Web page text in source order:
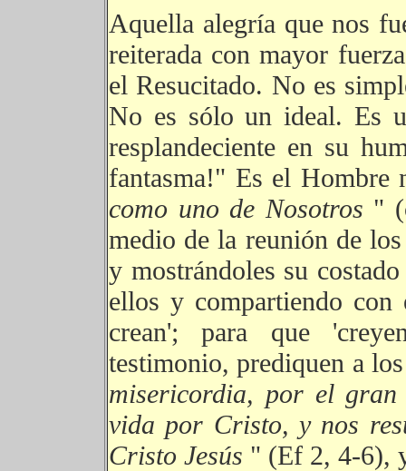
Aquella alegría que nos
reiterada con mayor
el Resucitado. No es
No es sólo un ideal. Es
resplandeciente en su
fantasma!" Es el
como uno de Nosotros "
medio de la reunión de
y mostrándoles su
ellos y compartiendo
crean'; para que
testimonio, prediquen a
misericordia, por el
vida por Cristo, y nos
Cristo Jesús " (Ef 2, 4-6),